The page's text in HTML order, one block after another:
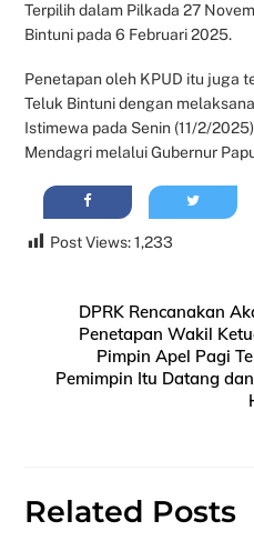
Terpilih dalam Pilkada 27
Bintuni pada 6 Februari 2025.
Penetapan oleh KPUD itu juga
Teluk Bintuni dengan
Istimewa pada Senin (11/2/
Mendagri melalui Gubernur
Post Views: 1,233
DPRK Rencanakan
Penetapan Wakil
Pimpin Apel Pagi
Pemimpin Itu Datang
Related Posts